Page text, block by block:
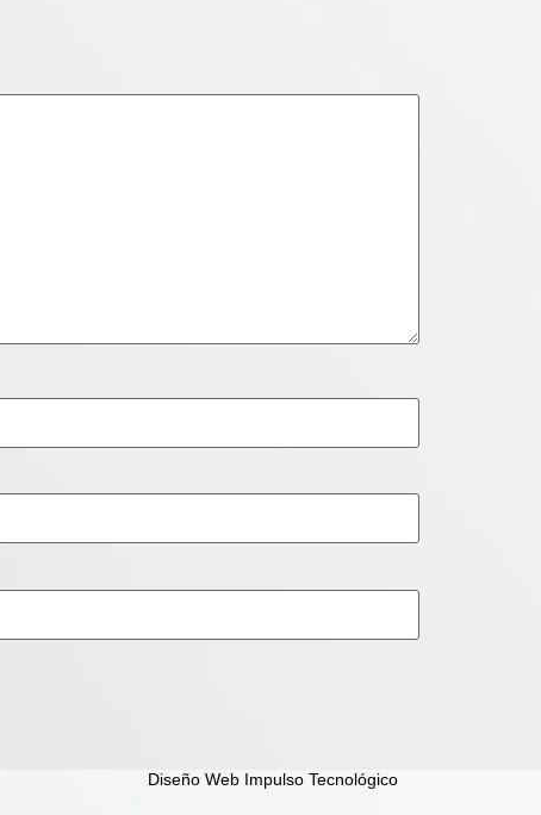
Diseño Web Impulso Tecnológico